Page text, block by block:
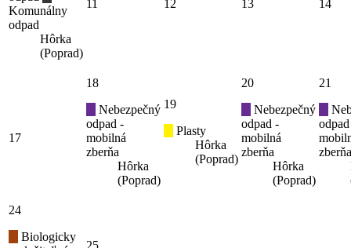
Komunálny
odpad
Hôrka
(Poprad)
11 12 13 14
17
18
Nebezpečný
odpad -
mobilná
zberňa
Hôrka
(Poprad)
19
Plasty
Hôrka
(Poprad)
20
Nebezpečný
odpad -
mobilná
zberňa
Hôrka
(Poprad)
21
zberňa
24
Biologicky
25